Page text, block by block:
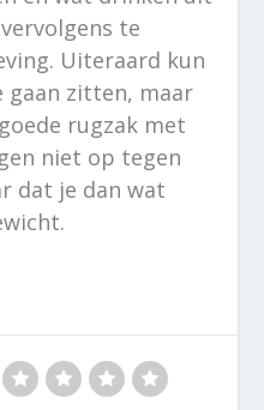
te
Uiteraard kun
gaan zitten, maar
rugzak met
niet op tegen
dat je dan wat